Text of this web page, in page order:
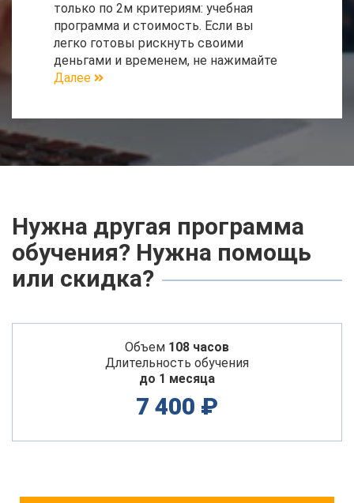
только по 2м критериям: учебная
программа и стоимость. Если вы
легко готовы рискнуть своими
деньгами и временем, не нажимайте
Далее
Нужна другая программа
обучения? Нужна помощь
или скидка?
Объем 108 часов
Длительность обучения
до 1 месяца
7 400 ₽